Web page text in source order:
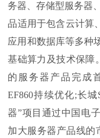
务器、存储型服务器
品适用于包含云计算
应用和数据库等多种
基础算力及技术保障
的服务器产品完成
EF860持续优化;长
器”项目通过中国电
加大服务器产品线的